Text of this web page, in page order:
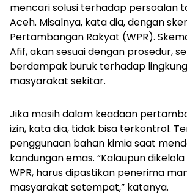
mencari solusi terhadap persoalan
Aceh. Misalnya, kata dia, dengan
Pertambangan Rakyat (WPR).
Afif, akan sesuai dengan prosedur,
berdampak buruk terhadap
masyarakat sekitar.
Jika masih dalam keadaan
izin, kata dia, tidak bisa terkontrol.
penggunaan bahan kimia saat
kandungan emas. “Kalaupun
WPR, harus dipastikan penerima
masyarakat setempat,” katanya.